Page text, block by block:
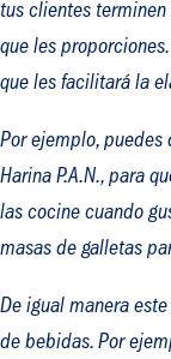
tus clientes
que les
que les facilitará la
Por ejemplo, puedes
Harina P.A.N., para
las cocine cuando
masas de galletas
De igual manera
de bebidas. Por